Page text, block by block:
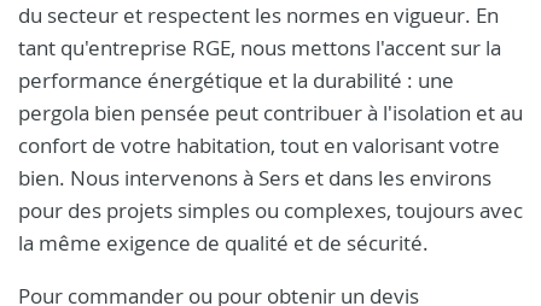
du secteur et respectent les normes en vigueur. En
tant qu'entreprise RGE, nous mettons l'accent sur la
performance énergétique et la durabilité : une
pergola bien pensée peut contribuer à l'isolation et au
confort de votre habitation, tout en valorisant votre
bien. Nous intervenons à Sers et dans les environs
pour des projets simples ou complexes, toujours avec
la même exigence de qualité et de sécurité.
Pour commander ou pour obtenir un devis